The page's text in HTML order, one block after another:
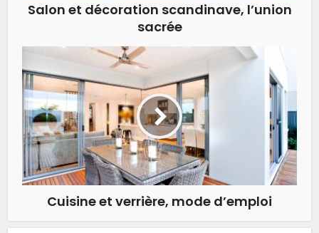
Salon et décoration scandinave, l’union
sacrée
Cuisine et verrière, mode d’emploi